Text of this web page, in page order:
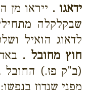
ידאגו . ייראו מן
שבקלקלה
לדאוג הואיל
חוץ מחובל .
(ב"ק פז.)
מפני שנדון בנפשו: